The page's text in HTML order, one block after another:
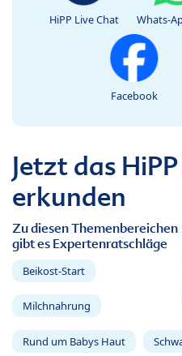
HiPP Live Chat Whats-
Facebook
Jetzt das
erkunden
Zu diesen Themenbereichen
gibt es Expertenratschläge
Beikost-Start
Milchnahrung
Rund um Babys Haut